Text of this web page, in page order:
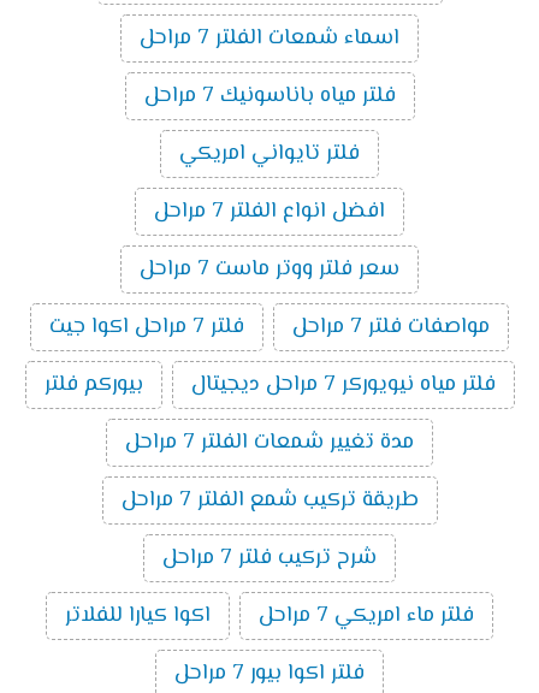
اسماء شمعات الفلتر 7 مراحل
فلتر مياه باناسونيك 7 مراحل
فلتر تايواني امريكي
افضل انواع الفلتر 7 مراحل
سعر فلتر ووتر ماست 7 مراحل
مواصفات فلتر 7 مراحل
فلتر 7 مراحل اكوا جيت
فلتر مياه نيويوركر 7 مراحل ديجيتال
بيوركم فلتر
مدة تغيير شمعات الفلتر 7 مراحل
طريقة تركيب شمع الفلتر 7 مراحل
شرح تركيب فلتر 7 مراحل
فلتر ماء امريكي 7 مراحل
اكوا كيارا للفلاتر
فلتر اكوا بيور 7 مراحل